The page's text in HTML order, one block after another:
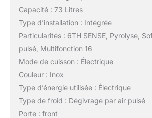
Capacité : 73 Litres
Type d’installation : Intégrée
Particularités : 6TH SENSE, Pyrolyse,
pulsé, Multifonction 16
Mode de cuisson : Électrique
Couleur : Inox
Type d’énergie utilisée : Électrique
Type de froid : Dégivrage par air pulsé
Porte : front